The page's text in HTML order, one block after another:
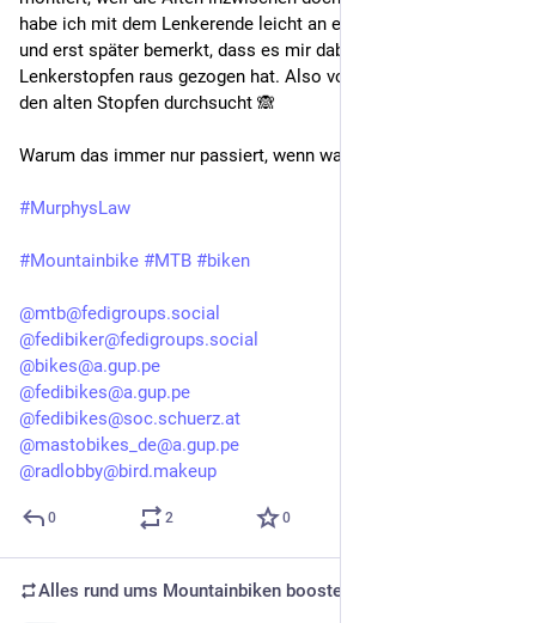
habe ich mit dem Lenkerende leicht an einem Baum touchiert
und erst später bemerkt, dass es mir dabei den nagelneuen
Lenkerstopfen raus gezogen hat. Also vorhin den Müll nach
den alten Stopfen durchsucht 🙈
Warum das immer nur passiert, wenn was nagelneu ist
#MurphysLaw
#Mountainbike #MTB #biken
@mtb@fedigroups.social
@fedibiker@fedigroups.social
@bikes@a.gup.pe
@fedibikes@a.gup.pe
@fedibikes@soc.schuerz.at
@mastobikes_de@a.gup.pe
@radlobby@bird.makeup
0 2 0
Alles rund ums Mountainbiken boosted